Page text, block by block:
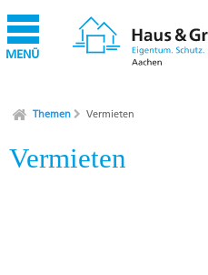
MENÜ
Themen Vermieten
Vermieten